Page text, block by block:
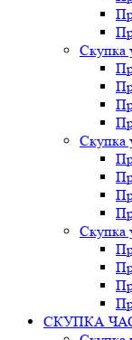
Скупка
Скупка
Скупка
СКУПКА